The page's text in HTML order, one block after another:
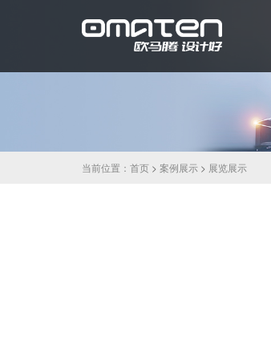
当前位置： 首页 > 案例展示 > 展览展示